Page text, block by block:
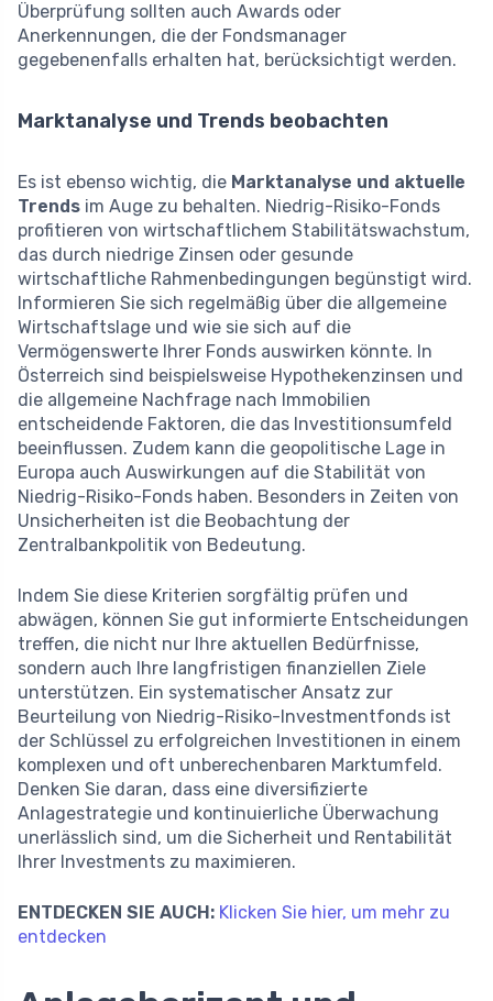
Überprüfung sollten auch Awards oder
Anerkennungen, die der Fondsmanager
gegebenenfalls erhalten hat, berücksichtigt werden.
Marktanalyse und Trends beobachten
Es ist ebenso wichtig, die Marktanalyse und aktuelle
Trends im Auge zu behalten. Niedrig-Risiko-Fonds
profitieren von wirtschaftlichem Stabilitätswachstum,
das durch niedrige Zinsen oder gesunde
wirtschaftliche Rahmenbedingungen begünstigt wird.
Informieren Sie sich regelmäßig über die allgemeine
Wirtschaftslage und wie sie sich auf die
Vermögenswerte Ihrer Fonds auswirken könnte. In
Österreich sind beispielsweise Hypothekenzinsen und
die allgemeine Nachfrage nach Immobilien
entscheidende Faktoren, die das Investitionsumfeld
beeinflussen. Zudem kann die geopolitische Lage in
Europa auch Auswirkungen auf die Stabilität von
Niedrig-Risiko-Fonds haben. Besonders in Zeiten von
Unsicherheiten ist die Beobachtung der
Zentralbankpolitik von Bedeutung.
Indem Sie diese Kriterien sorgfältig prüfen und
abwägen, können Sie gut informierte Entscheidungen
treffen, die nicht nur Ihre aktuellen Bedürfnisse,
sondern auch Ihre langfristigen finanziellen Ziele
unterstützen. Ein systematischer Ansatz zur
Beurteilung von Niedrig-Risiko-Investmentfonds ist
der Schlüssel zu erfolgreichen Investitionen in einem
komplexen und oft unberechenbaren Marktumfeld.
Denken Sie daran, dass eine diversifizierte
Anlagestrategie und kontinuierliche Überwachung
unerlässlich sind, um die Sicherheit und Rentabilität
Ihrer Investments zu maximieren.
ENTDECKEN SIE AUCH: Klicken Sie hier, um mehr zu
entdecken